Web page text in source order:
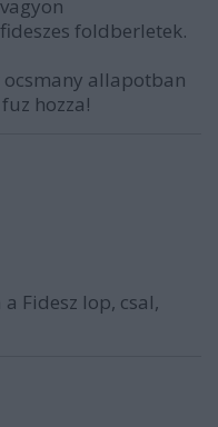
foldberletek.
allapotban
hozza!
Fidesz lop, csal,